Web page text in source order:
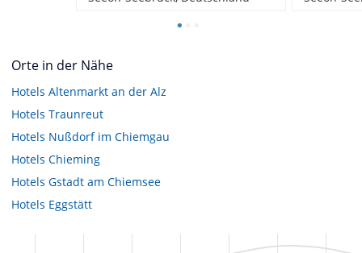
Orte in der Nähe
Hotels Altenmarkt an der Alz
Hotels Traunreut
Hotels Nußdorf im Chiemgau
Hotels Chieming
Hotels Gstadt am Chiemsee
Hotels Eggstätt